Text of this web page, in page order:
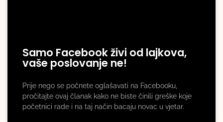
Samo Facebook živi od lajkova,
vaše poslovanje ne!
Prije nego se počnete oglašavati na Facebooku,
pročitajte ovaj članak kako ne biste činili greške koje
početnici rade i na taj način bacaju novac u vjetar.